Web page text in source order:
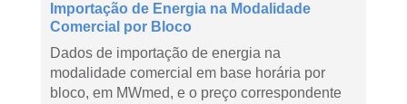
Importação de Energia na Modalidade
Comercial por Bloco
Dados de importação de energia na
modalidade comercial em base horária por
bloco, em MWmed, e o preço correspondente